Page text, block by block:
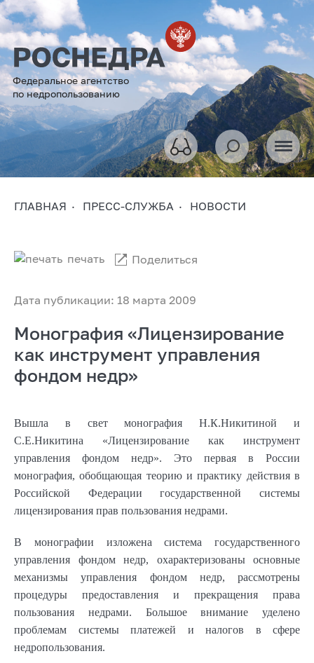
Федеральное агентство
по недропользованию
ГЛАВНАЯ ПРЕСС-СЛУЖБА НОВОСТИ
Дата публикации: 18 марта 2009
печать Поделиться
Монография «Лицензирование
как инструмент управления
фондом недр»
Вышла в свет монография Н.К.Никитиной и
С.Е.Никитина «Лицензирование как инструмент
управления фондом недр». Это первая в России
монография, обобщающая теорию и практику действия в
Российской Федерации государственной системы
лицензирования прав пользования недрами.
В монографии изложена система государственного
управления фондом недр, охарактеризованы основные
механизмы управления фондом недр, рассмотрены
процедуры предоставления и прекращения права
пользования недрами. Большое внимание уделено
проблемам системы платежей и налогов в сфере
недропользования.